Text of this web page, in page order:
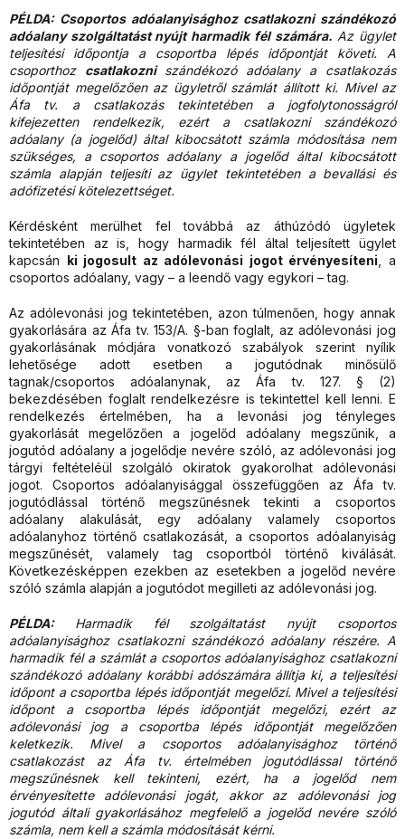
PÉLDA: Csoportos adóalanyisághoz csatlakozni szándékozó
adóalany szolgáltatást nyújt harmadik fél számára. Az ügylet
teljesítési időpontja a csoportba lépés időpontját követi. A
csoporthoz csatlakozni szándékozó adóalany a csatlakozás
időpontját megelőzően az ügyletről számlát állított ki. Mivel az
Áfa tv. a csatlakozás tekintetében a jogfolytonosságról
kifejezetten rendelkezik, ezért a csatlakozni szándékozó
adóalany (a jogelőd) által kibocsátott számla módosítása nem
szükséges, a csoportos adóalany a jogelőd által kibocsátott
számla alapján teljesíti az ügylet tekintetében a bevallási és
adófizetési kötelezettséget.
Kérdésként merülhet fel továbbá az áthúzódó ügyletek
tekintetében az is, hogy harmadik fél által teljesített ügylet
kapcsán ki jogosult az adólevonási jogot érvényesíteni , a
csoportos adóalany, vagy – a leendő vagy egykori – tag.
Az adólevonási jog tekintetében, azon túlmenően, hogy annak
gyakorlására az Áfa tv. 153/A. §-ban foglalt, az adólevonási jog
gyakorlásának módjára vonatkozó szabályok szerint nyílik
lehetősége adott esetben a jogutódnak minősülő
tagnak/csoportos adóalanynak, az Áfa tv. 127. § (2)
bekezdésében foglalt rendelkezésre is tekintettel kell lenni. E
rendelkezés értelmében, ha a levonási jog tényleges
gyakorlását megelőzően a jogelőd adóalany megszűnik, a
jogutód adóalany a jogelődje nevére szóló, az adólevonási jog
tárgyi feltételéül szolgáló okiratok gyakorolhat adólevonási
jogot. Csoportos adóalanyisággal összefüggően az Áfa tv.
jogutódlással történő megszűnésnek tekinti a csoportos
adóalany alakulását, egy adóalany valamely csoportos
adóalanyhoz történő csatlakozását, a csoportos adóalanyiság
megszűnését, valamely tag csoportból történő kiválását.
Következésképpen ezekben az esetekben a jogelőd nevére
szóló számla alapján a jogutódot megilleti az adólevonási jog.
PÉLDA: Harmadik fél szolgáltatást nyújt csoportos
adóalanyisághoz csatlakozni szándékozó adóalany részére. A
harmadik fél a számlát a csoportos adóalanyisághoz csatlakozni
szándékozó adóalany korábbi adószámára állítja ki, a teljesítési
időpont a csoportba lépés időpontját megelőzi. Mivel a teljesítési
időpont a csoportba lépés időpontját megelőzi, ezért az
adólevonási jog a csoportba lépés időpontját megelőzően
keletkezik. Mivel a csoportos adóalanyisághoz történő
csatlakozást az Áfa tv. értelmében jogutódlással történő
megszűnésnek kell tekinteni, ezért, ha a jogelőd nem
érvényesítette adólevonási jogát, akkor az adólevonási jog
jogutód általi gyakorlásához megfelelő a jogelőd nevére szóló
számla, nem kell a számla módosítását kérni.